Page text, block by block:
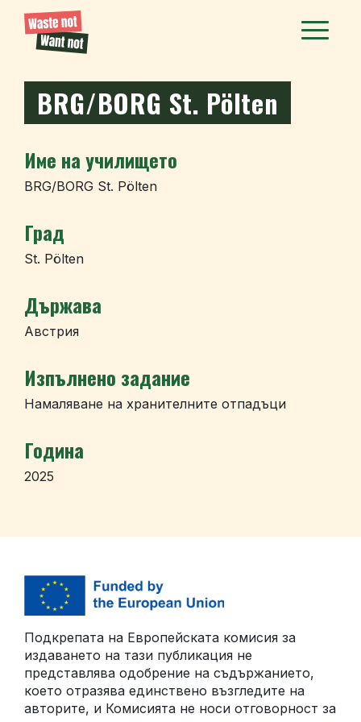
BRG/BORG St. Pölten
Име на училището
BRG/BORG St. Pölten
Град
St. Pölten
Държава
Австрия
Изпълнено задание
Намаляване на хранителните отпадъци
Година
2025
Подкрепата на Европейската комисия за
издаването на тази публикация не
представлява одобрение на съдържанието,
което отразява единствено възгледите на
авторите, и Комисията не носи отговорност за